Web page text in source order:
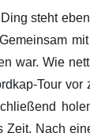
steht
war. Wie
Tour vor
Zeit. Nach